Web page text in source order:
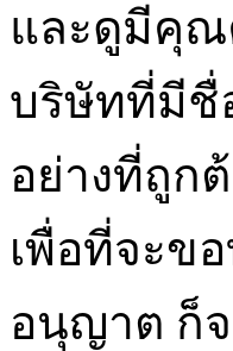
และดูมีคุณ
บริษัทที่มีชื่
อย่างที่ถูก
เพื่อที่จะข
อนุญาต ก็